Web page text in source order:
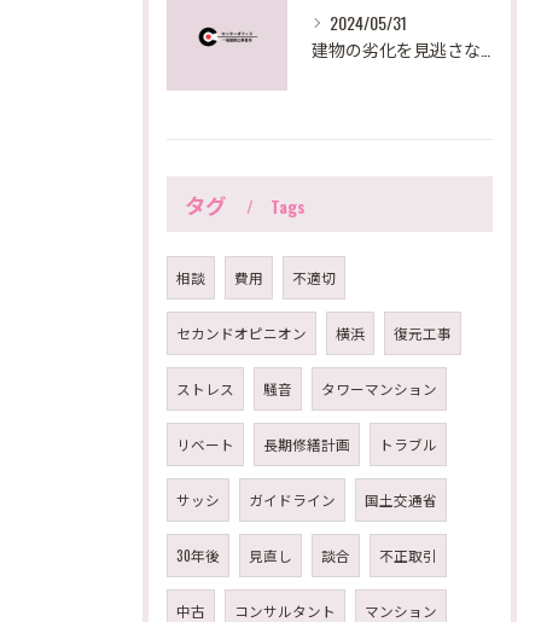
2024/05/31
タグ Tags
相談 費用 不適切
セカンドオピニオン 横浜 復元工事
ストレス 騒音 タワーマンション
リベート 長期修繕計画 トラブル
サッシ ガイドライン 国土交通省
30年後 見直し 談合 不正取引
中古 コンサルタント マンション